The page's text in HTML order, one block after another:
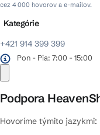
cez 4 000 hovorov a e-mailov.
+421 914 399 399
Pon - Pia: 7:00 - 15:00
Podpora
Hovoríme týmito jazykmi:
Kategórie